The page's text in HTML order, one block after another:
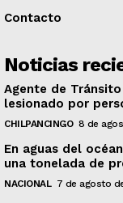
Contacto
Noticias
Agente de
lesionado por
CHILPANCINGO 8 de
En aguas del
una tonelada de
NACIONAL 7 de agosto